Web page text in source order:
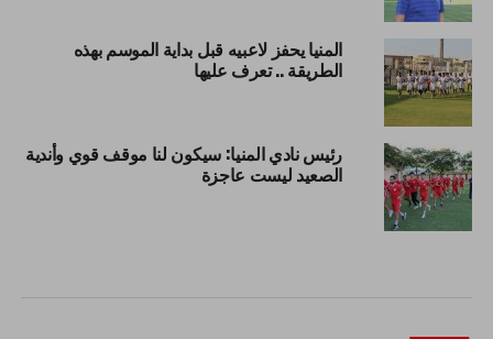
المنيا يحفز لاعبيه قبل بداية الموسم بهذه
الطريقة .. تعرف عليها
رئيس نادي المنيا: سيكون لنا موقف قوي وأندية
الصعيد ليست عاجزة